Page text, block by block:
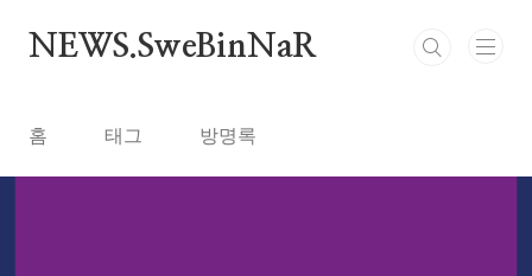
NEWS.SweBinNaR
홈 태그 방명록